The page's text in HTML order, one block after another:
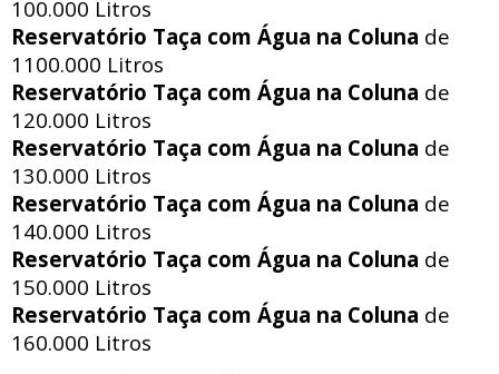
100.000 Litros
Reservatório Taça com Água na Coluna de
1100.000 Litros
Reservatório Taça com Água na Coluna de
120.000 Litros
Reservatório Taça com Água na Coluna de
130.000 Litros
Reservatório Taça com Água na Coluna de
140.000 Litros
Reservatório Taça com Água na Coluna de
150.000 Litros
Reservatório Taça com Água na Coluna de
160.000 Litros